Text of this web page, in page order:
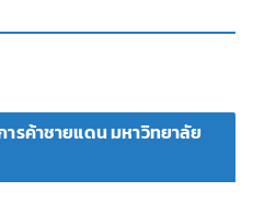
รค้าชายแดน มหาวิทยาลัย